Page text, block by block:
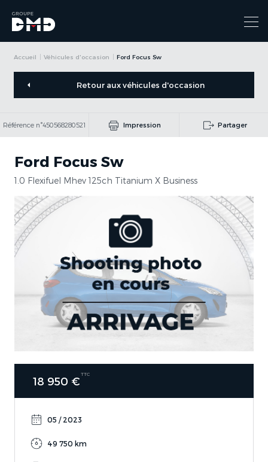
Accueil Véhicules d'occasion Ford Focus Sw
Retour aux véhicules d'occasion
Référence n°450568280521 Impression Partager
Ford Focus Sw
1.0 Flexifuel Mhev 125ch Titanium X Business
18 950 €
TTC
05 / 2023
49 750 km